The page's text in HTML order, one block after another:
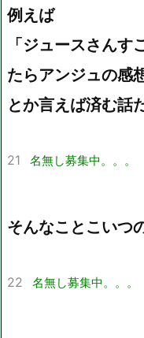
例えば
「ジュースさん
たらアンジュの感
とか言えば済む話
21 名無し募集中。。。
そんなことこいつ
22 名無し募集中。。。